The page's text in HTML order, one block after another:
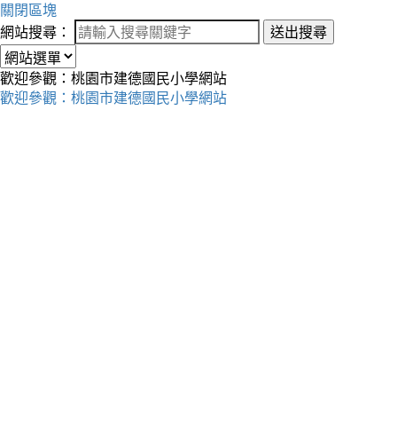
關閉區塊
網站搜尋：
送出搜尋
歡迎參觀：桃園市建德國民小學網站
歡迎參觀：桃園市建德國民小學網站